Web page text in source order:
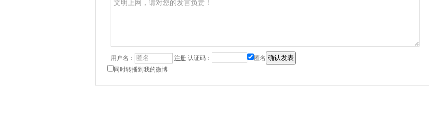
用户名： 注册认证码：
匿名
同时转播到我的微博